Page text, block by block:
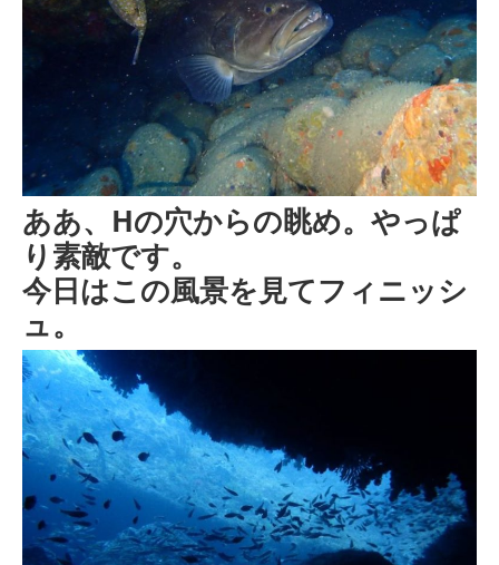
ああ、Hの穴からの眺め。やっぱ
り素敵です。
今日はこの風景を見てフィニッシ
ュ。